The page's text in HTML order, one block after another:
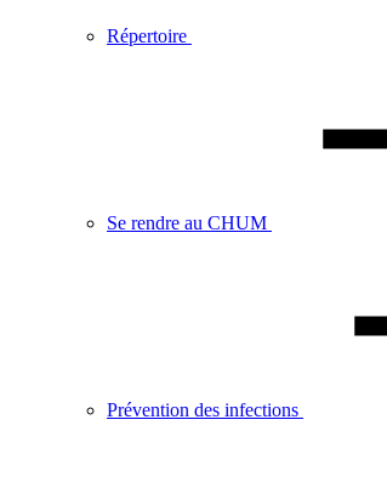
Répertoire
Se rendre au CHUM
Prévention des infections